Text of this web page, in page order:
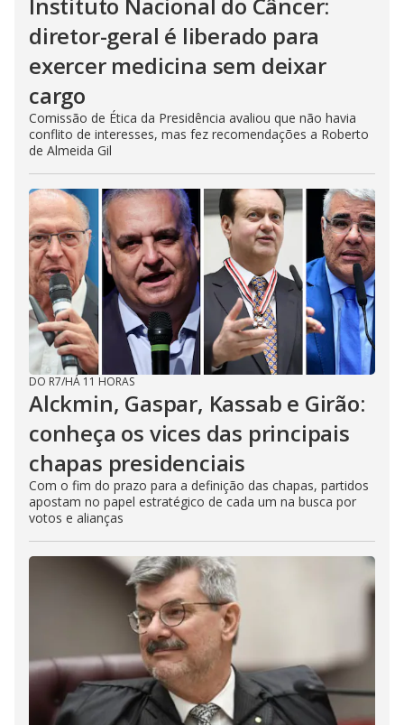
diretor-geral é liberado para
exercer medicina sem deixar
cargo
Comissão de Ética da Presidência avaliou que não havia
conflito de interesses, mas fez recomendações a Roberto
de Almeida Gil
DO R7/HÁ 11 HORAS
Alckmin, Gaspar, Kassab e Girão:
conheça os vices das principais
chapas presidenciais
Com o fim do prazo para a definição das chapas, partidos
apostam no papel estratégico de cada um na busca por
votos e alianças